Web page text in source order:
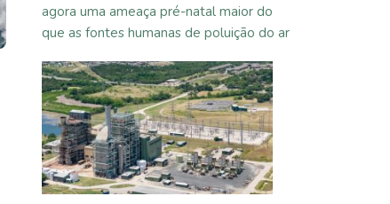
agora uma ameaça pré-natal maior do
que as fontes humanas de poluição do ar